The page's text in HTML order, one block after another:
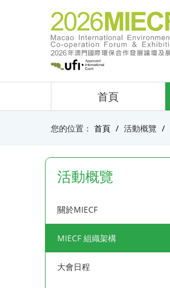
首頁
您的位置： 首頁 / 活動概覽 /
活動概覽
關於MIECF
MIECF 組織架構
大會日程